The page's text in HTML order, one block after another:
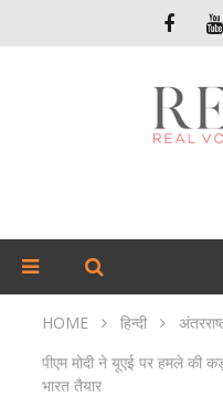
HOME हिन्दी
पीएम मोदी ने यूएई पर हमले की
भारत तैयार